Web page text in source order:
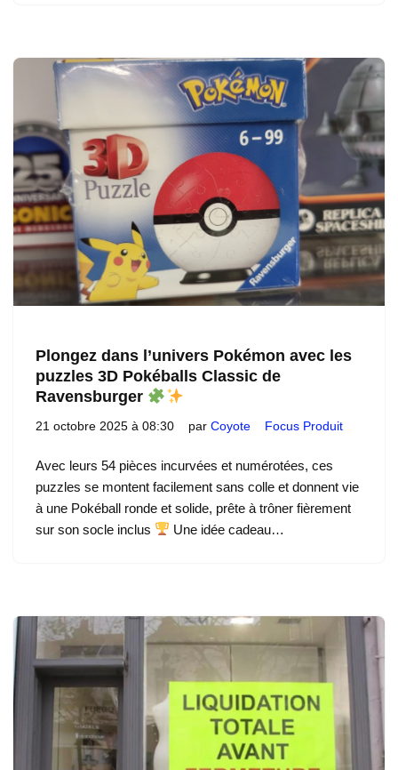
Plongez dans l’univers Pokémon avec les
puzzles 3D Pokéballs Classic de
Ravensburger
21 octobre 2025 à 08:30 par Coyote Focus Produit
Avec leurs 54 pièces incurvées et numérotées, ces
puzzles se montent facilement sans colle et donnent vie
à une Pokéball ronde et solide, prête à trôner fièrement
sur son socle inclus
Une idée cadeau…